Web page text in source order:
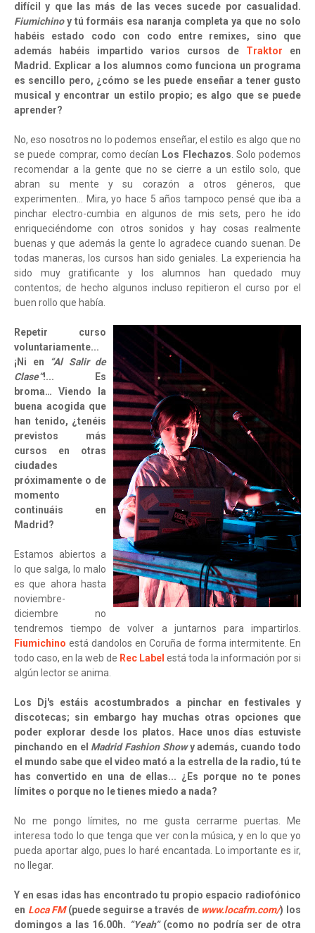
difícil y que las más de las veces sucede por casualidad.
Fiumichinoy tú formáis esa naranja completa ya que no solo
habéis estado codo con codo entre remixes, sino que
además habéis impartido varios cursos de Traktor en
Madrid. Explicar a los alumnos como funciona un programa
es sencillo pero, ¿cómo se les puede enseñar a tener gusto
musical y encontrar un estilo propio; es algo que se puede
aprender?
No, eso nosotros no lo podemos enseñar, el estilo es algo que no
se puede comprar, como decían Los Flechazos. Solo podemos
recomendar a la gente que no se cierre a un estilo solo, que
abran su mente y su corazón a otros géneros, que
experimenten… Mira, yo hace 5 años tampoco pensé que iba a
pinchar electro-cumbia en algunos de mis sets, pero he ido
enriqueciéndome con otros sonidos y hay cosas realmente
buenas y que además la gente lo agradece cuando suenan. De
todas maneras, los cursos han sido geniales. La experiencia ha
sido muy gratificante y los alumnos han quedado muy
contentos; de hecho algunos incluso repitieron el curso por el
buen rollo que había.
Repetir curso
voluntariamente...
¡Ni en
“Al Salir de
Clase”!... Es
broma… Viendo la
buena acogida que
han tenido, ¿tenéis
previstos más
cursos en otras
ciudades
próximamente o de
momento
continuáis en
Madrid?
Estamos abiertos a
lo que salga, lo malo
es que ahora hasta
noviembre-
diciembre no
tendremos tiempo de volver a juntarnos para impartirlos.
Fiumichino está dandolos en Coruña de forma intermitente. En
todo caso, en la web de Rec Label está toda la información por si
algún lector se anima.
Los Dj's estáis acostumbrados a pinchar en festivales y
discotecas; sin embargo hay muchas otras opciones que
poder explorar desde los platos. Hace unos días estuviste
pinchando en el Madrid Fashion Showy además, cuando todo
el mundo sabe que el video mató a la estrella de la radio, tú te
has convertido en una de ellas... ¿Es porque no te pones
límites o porque no le tienes miedo a nada?
No me pongo límites, no me gusta cerrarme puertas. Me
interesa todo lo que tenga que ver con la música, y en lo que yo
pueda aportar algo, pues lo haré encantada. Lo importante es ir,
no llegar.
Y en esas idas has encontrado tu propio espacio radiofónico
en Loca FM(puede seguirse a través de www.locafm.com/) los
domingos a las 16.00h. “Yeah”(como no podría ser de otra